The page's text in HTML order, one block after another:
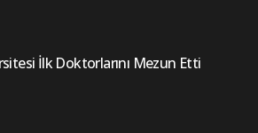
İlk Doktorlarını Mezun Etti